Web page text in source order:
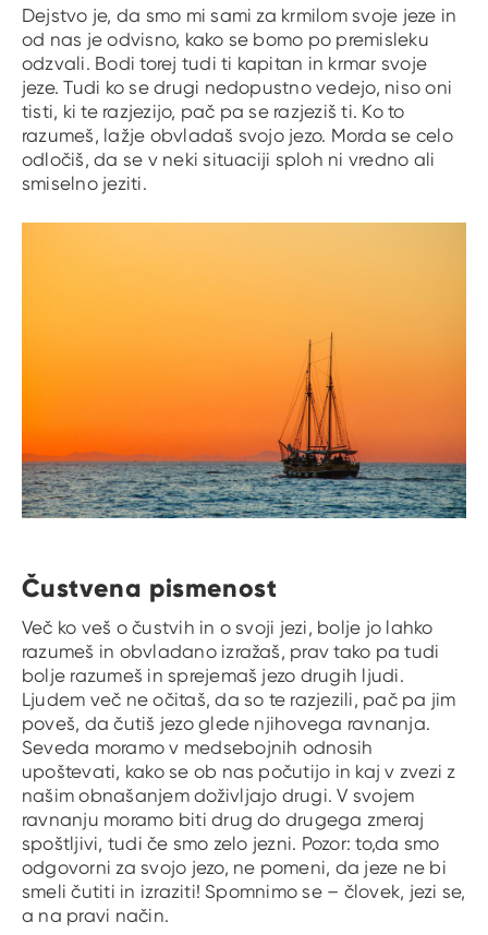
Dejstvo je, da smo mi sami za krmilom svoje jeze in
od nas je odvisno, kako se bomo po premisleku
odzvali. Bodi torej tudi ti kapitan in krmar svoje
jeze. Tudi ko se drugi nedopustno vedejo, niso oni
tisti, ki te razjezijo, pač pa se razjeziš ti. Ko to
razumeš, lažje obvladaš svojo jezo. Morda se celo
odločiš, da se v neki situaciji sploh ni vredno ali
smiselno jeziti.
Čustvena pismenost
Več ko veš o čustvih in o svoji jezi, bolje jo lahko
razumeš in obvladano izražaš, prav tako pa tudi
bolje razumeš in sprejemaš jezo drugih ljudi.
Ljudem več ne očitaš, da so te razjezili, pač pa jim
poveš, da čutiš jezo glede njihovega ravnanja.
Seveda moramo v medsebojnih odnosih
upoštevati, kako se ob nas počutijo in kaj v zvezi z
našim obnašanjem doživljajo drugi. V svojem
ravnanju moramo biti drug do drugega zmeraj
spoštljivi, tudi če smo zelo jezni. Pozor: to,da smo
odgovorni za svojo jezo, ne pomeni, da jeze ne bi
smeli čutiti in izraziti! Spomnimo se – človek, jezi se,
a na pravi način.